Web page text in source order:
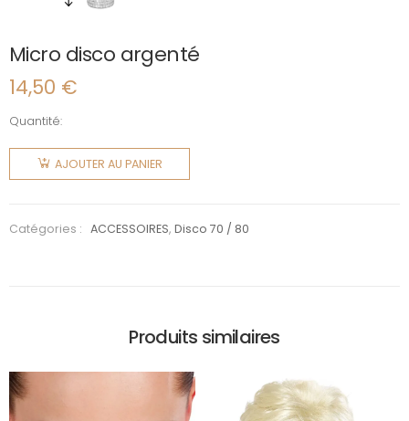
Micro disco argenté
14,50 €
Quantité:
quantité
de Micro
disco
AJOUTER AU PANIER
Catégories : ACCESSOIRES,Disco 70 / 80
Produits similaires